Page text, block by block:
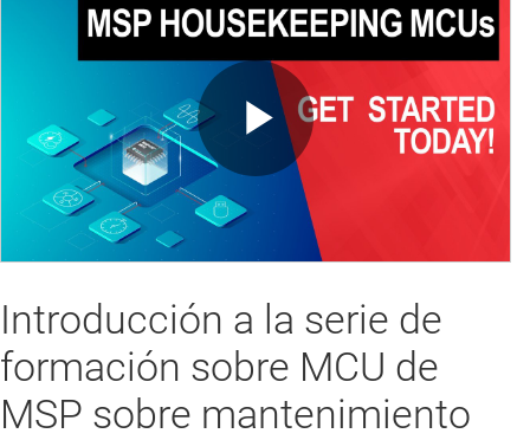
Play
Video
Introducción a la serie de
formación sobre MCU de
MSP sobre mantenimiento